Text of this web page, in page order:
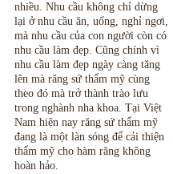
nhiều. Nhu cầu không chỉ dừng
lại ở nhu cầu ăn, uống, nghỉ ngơi,
mà nhu cầu của con người còn có
nhu cầu làm đẹp. Cũng chính vì
nhu cầu làm đẹp ngày càng tăng
lên mà răng sứ thẩm mỹ cùng
theo đó mà trở thành trào lưu
trong nghành nha khoa. Tại Việt
Nam hiện nay răng sứ thẩm mỹ
đang là một làn sóng để cải thiện
thẩm mỹ cho hàm răng không
hoàn hảo.